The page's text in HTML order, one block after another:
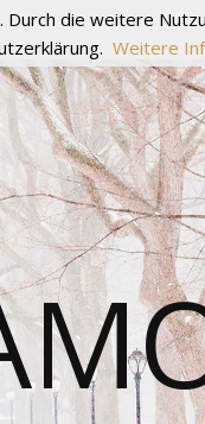
die weitere
Weitere